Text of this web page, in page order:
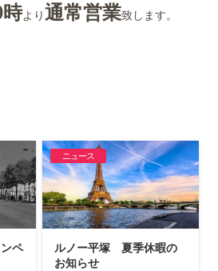
より通常営業致します。
ペ
ニュース
ルノー平塚 夏季休暇の
お知らせ